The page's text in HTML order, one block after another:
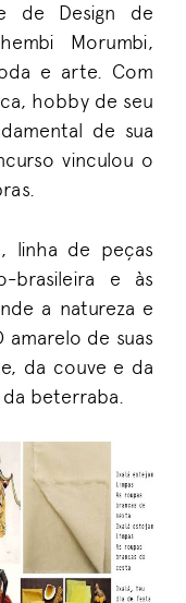
de Design de
Morumbi,
e arte. Com
hobby de seu
de sua
vinculou o
, linha de peças
brasileira e às
a natureza e
amarelo de suas
da couve e da
beterraba.